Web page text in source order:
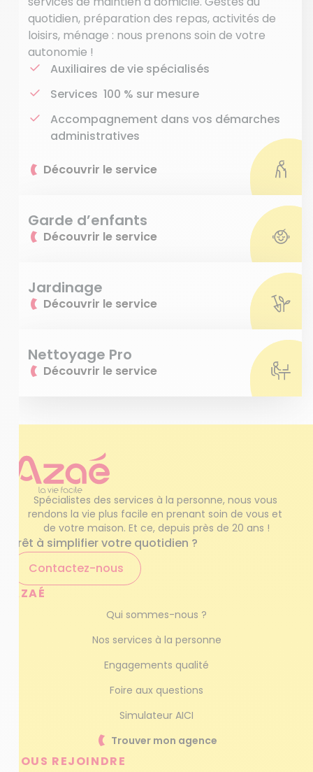
quotidien, préparation des repas, activités de
loisirs, ménage : nous prenons soin de votre
autonomie !
Auxiliaires de vie spécialisés
Services 100 % sur mesure
Accompagnement dans vos démarches
administratives
Découvrir le service
Garde d’enfants
Découvrir le service
Jardinage
Découvrir le service
Nettoyage Pro
Découvrir le service
Spécialistes des services à la personne, nous vous
rendons la vie plus facile en prenant soin de vous et
de votre maison. Et ce, depuis près de 20 ans !
Prêt à simplifier votre quotidien ?
Contactez-nous
AZAÉ
Qui sommes-nous ?
Nos services à la personne
Engagements qualité
Foire aux questions
Simulateur AICI
Trouver mon agence
NOUS REJOINDRE